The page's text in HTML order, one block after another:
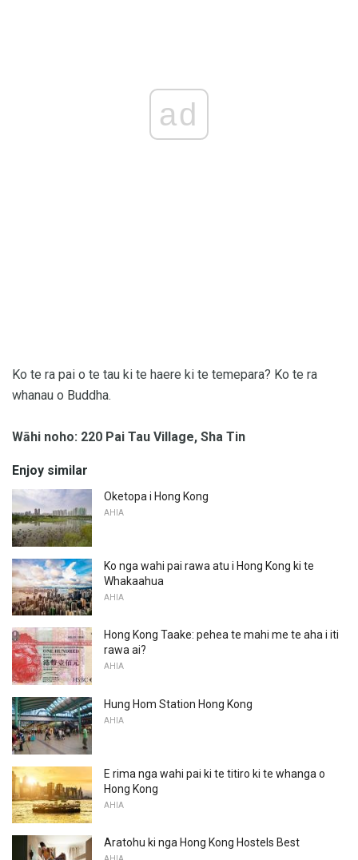
ad
Ko te ra pai o te tau ki te haere ki te temepara? Ko te ra
whanau o Buddha.
Wāhi noho: 220 Pai Tau Village, Sha Tin
Enjoy similar
Oketopa i Hong Kong
AHIA
Ko nga wahi pai rawa atu i Hong Kong ki te
Whakaahua
AHIA
Hong Kong Taake: pehea te mahi me te aha i iti
rawa ai?
AHIA
Hung Hom Station Hong Kong
AHIA
E rima nga wahi pai ki te titiro ki te whanga o
Hong Kong
AHIA
Aratohu ki nga Hong Kong Hostels Best